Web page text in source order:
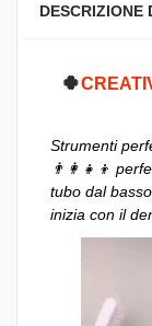
DESCRIZIONE
🍀
Strumenti
👨‍👩‍👧‍👦
tubo dal
inizia con il